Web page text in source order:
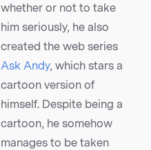
whether or not to take
him seriously, he also
created the web series
Ask Andy, which stars a
cartoon version of
himself. Despite being a
cartoon, he somehow
manages to be taken